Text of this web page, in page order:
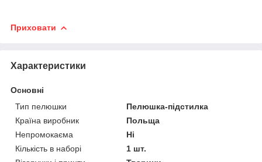
Приховати
Характеристики
Основні
Тип пелюшки
Пелюшка-підстилка
Країна виробник
Польща
Непромокаєма
Ні
Кількість в наборі
1 шт.